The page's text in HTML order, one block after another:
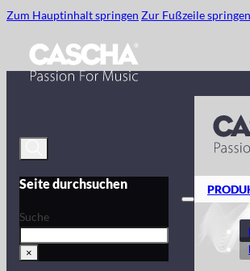
Zum Hauptinhalt springen Zur Fußzeile springen
Seite durchsuchen
Suche
×